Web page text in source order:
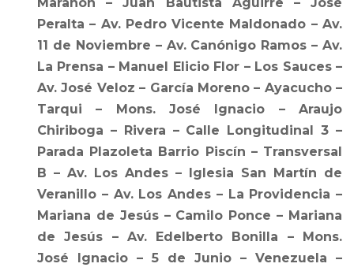
Peralta – Av. Pedro Vicente Maldonado – Av.
11 de Noviembre – Av. Canónigo Ramos – Av.
La Prensa – Manuel Elicio Flor – Los Sauces –
Av. José Veloz – García Moreno – Ayacucho –
Tarqui – Mons. José Ignacio – Araujo
Chiriboga – Rivera – Calle Longitudinal 3 –
Parada Plazoleta Barrio Piscín – Transversal
B – Av. Los Andes – Iglesia San Martín de
Veranillo – Av. Los Andes – La Providencia –
Mariana de Jesús – Camilo Ponce – Mariana
de Jesús – Av. Edelberto Bonilla – Mons.
José Ignacio – 5 de Junio – Venezuela –